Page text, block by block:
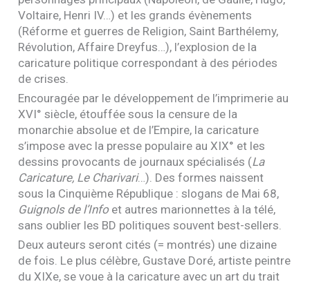
Voltaire, Henri IV…) et les grands évènements
(Réforme et guerres de Religion, Saint Barthélemy,
Révolution, Affaire Dreyfus…), l’explosion de la
caricature politique correspondant à des périodes
de crises.
Encouragée par le développement de l’imprimerie au
XVI° siècle, étouffée sous la censure de la
monarchie absolue et de l’Empire, la caricature
s’impose avec la presse populaire au XIX° et les
dessins provocants de journaux spécialisés (La
Caricature, Le Charivari…). Des formes naissent
sous la Cinquième République : slogans de Mai 68,
Guignols de l’Infoet autres marionnettes à la télé,
sans oublier les BD politiques souvent best-sellers.
Deux auteurs seront cités (= montrés) une dizaine
de fois. Le plus célèbre, Gustave Doré, artiste peintre
du XIXe, se voue à la caricature avec un art du trait